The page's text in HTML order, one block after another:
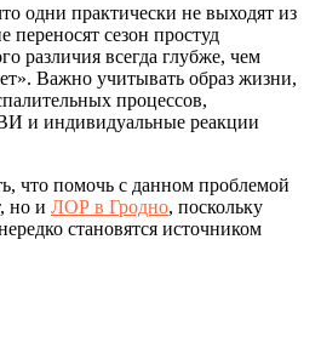
одни практически не выходят из
переносят сезон простуд
различия всегда глубже, чем
Важно учитывать образ жизни,
процессов,
и индивидуальные реакции
что помочь с данном проблемой
но и ЛОР в Гродно, поскольку
становятся источником